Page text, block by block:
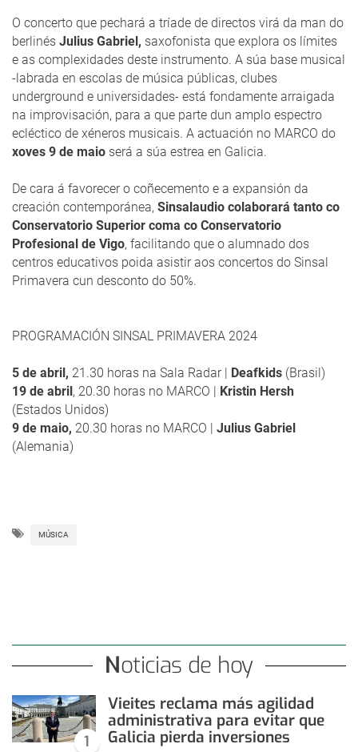
O concerto que pechará a tríade de directos virá da man do
berlinés Julius Gabriel, saxofonista que explora os límites
e as complexidades deste instrumento. A súa base musical
-labrada en escolas de música públicas, clubes
underground e universidades- está fondamente arraigada
na improvisación, para a que parte dun amplo espectro
ecléctico de xéneros musicais. A actuación no MARCO do
xoves 9 de maio será a súa estrea en Galicia.
De cara á favorecer o coñecemento e a expansión da
creación contemporánea, Sinsalaudio colaborará tanto co
Conservatorio Superior coma co Conservatorio
Profesional de Vigo, facilitando que o alumnado dos
centros educativos poida asistir aos concertos do Sinsal
Primavera cun desconto do 50%.
PROGRAMACIÓN SINSAL PRIMAVERA 2024
5 de abril, 21.30 horas na Sala Radar | Deafkids (Brasil)
19 de abril, 20.30 horas no MARCO | Kristin Hersh
(Estados Unidos)
9 de maio, 20.30 horas no MARCO | Julius Gabriel
(Alemania)
MÚSICA
Noticias de hoy
1
Vieites reclama más agilidad
administrativa para evitar que
Galicia pierda inversiones